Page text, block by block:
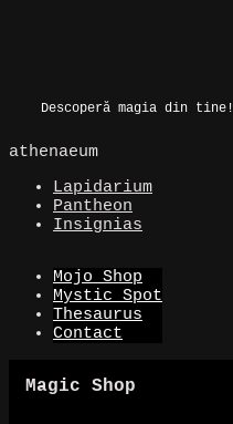
Descoperă magia din tine!
athenaeum
Lapidarium
Pantheon
Insignias
Mojo Shop
Mystic Spot
Thesaurus
Contact
Magic Shop